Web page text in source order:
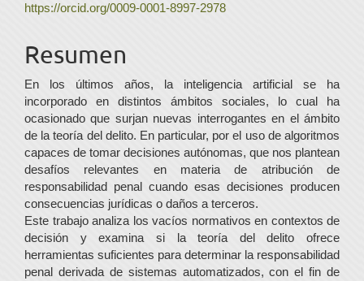
artículo
https://orcid.org/0009-0001-8997-2978
Resumen
En los últimos años, la inteligencia artificial se ha
incorporado en distintos ámbitos sociales, lo cual ha
ocasionado que surjan nuevas interrogantes en el ámbito
de la teoría del delito. En particular, por el uso de algoritmos
capaces de tomar decisiones autónomas, que nos plantean
desafíos relevantes en materia de atribución de
responsabilidad penal cuando esas decisiones producen
consecuencias jurídicas o daños a terceros.
Este trabajo analiza los vacíos normativos en contextos de
decisión y examina si la teoría del delito ofrece
herramientas suficientes para determinar la responsabilidad
penal derivada de sistemas automatizados, con el fin de